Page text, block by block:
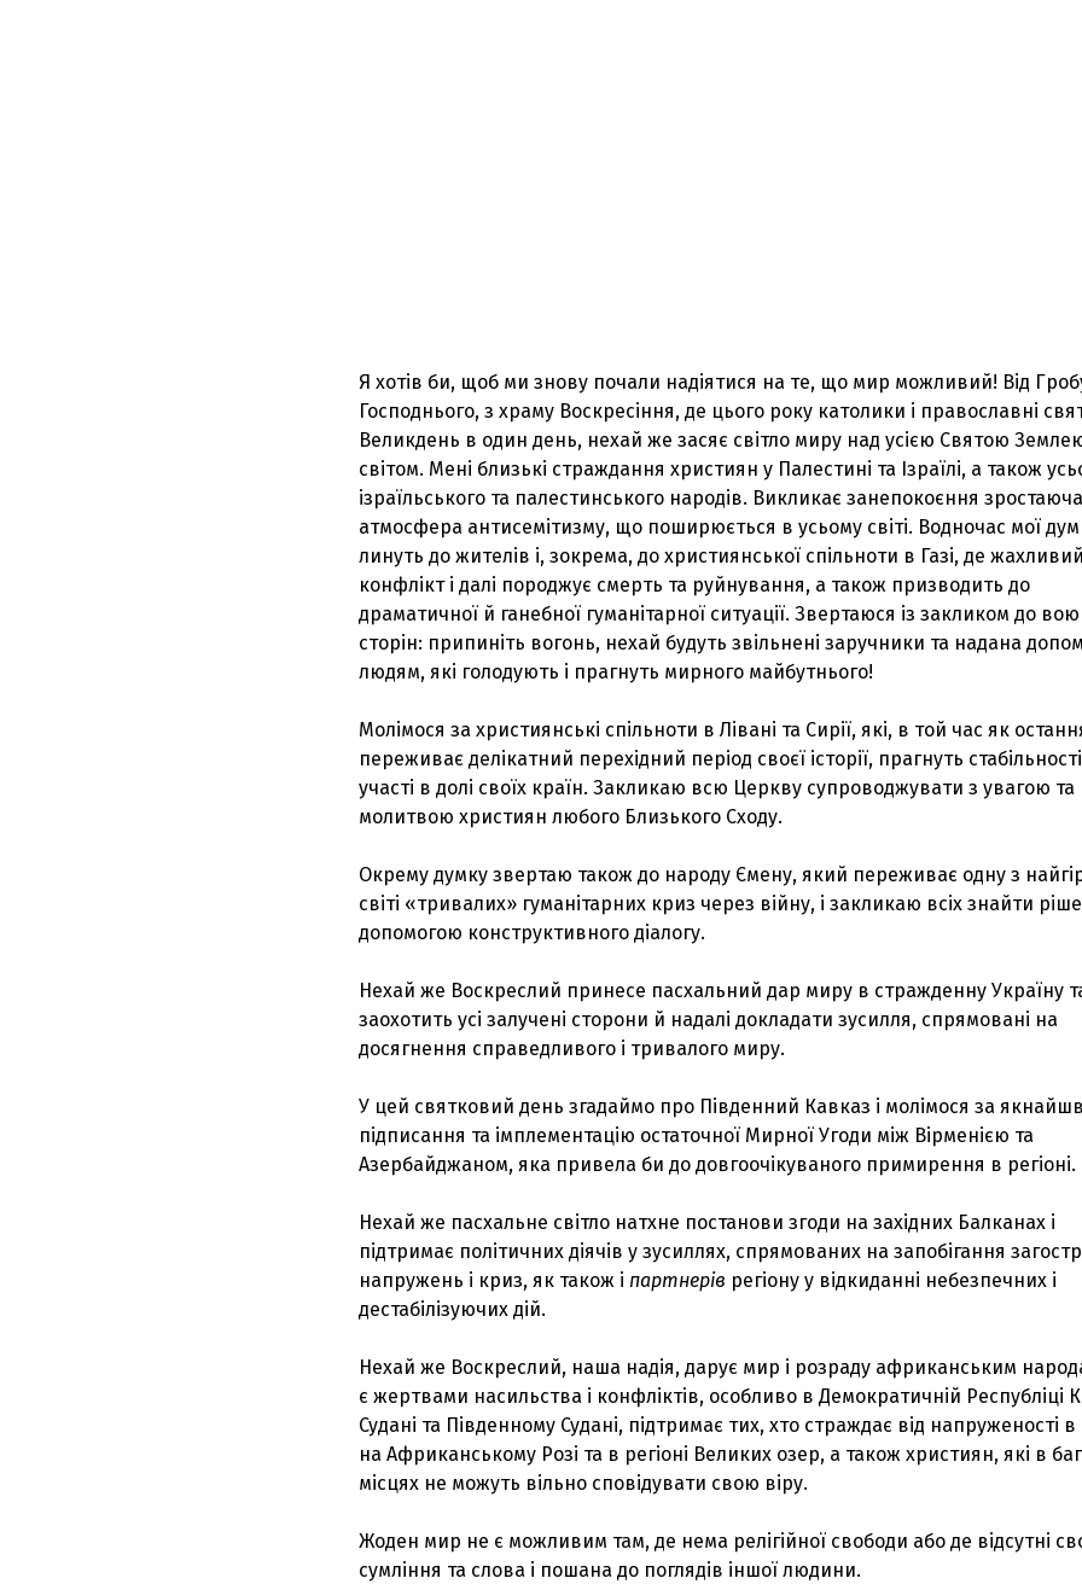
Я хотів би, щоб ми знову почали надіятися на те, що мир можливий! Від
Господнього, з храму Воскресіння, де цього року католики і православні
Великдень в один день, нехай же засяє світло миру над усією Святою Землею
світом. Мені близькі страждання християн у Палестині та Ізраїлі, а також
ізраїльського та палестинського народів. Викликає занепокоєння зростаюча
атмосфера антисемітизму, що поширюється в усьому світі. Водночас мої
линуть до жителів і, зокрема, до християнської спільноти в Газі, де жахливий
конфлікт і далі породжує смерть та руйнування, а також призводить до
драматичної й ганебної гуманітарної ситуації. Звертаюся із закликом до
сторін: припиніть вогонь, нехай будуть звільнені заручники та надана
людям, які голодують і прагнуть мирного майбутнього!
Молімося за християнські спільноти в Лівані та Сирії, які, в той час як
переживає делікатний перехідний період своєї історії, прагнуть
участі в долі своїх країн. Закликаю всю Церкву супроводжувати з увагою та
молитвою християн любого Близького Сходу.
Окрему думку звертаю також до народу Ємену, який переживає одну з
світі «тривалих» гуманітарних криз через війну, і закликаю всіх знайти
допомогою конструктивного діалогу.
Нехай же Воскреслий принесе пасхальний дар миру в стражденну Україну
заохотить усі залучені сторони й надалі докладати зусилля, спрямовані на
досягнення справедливого і тривалого миру.
У цей святковий день згадаймо про Південний Кавказ і молімося за
підписання та імплементацію остаточної Мирної Угоди між Вірменією та
Азербайджаном, яка привела би до довгоочікуваного примирення в регіоні.
Нехай же пасхальне світло натхне постанови згоди на західних Балканах і
підтримає політичних діячів у зусиллях, спрямованих на запобігання
напружень і криз, як також і партнерів регіону у відкиданні небезпечних і
дестабілізуючих дій.
Нехай же Воскреслий, наша надія, дарує мир і розраду африканським
є жертвами насильства і конфліктів, особливо в Демократичній Республіці
Судані та Південному Судані, підтримає тих, хто страждає від напруженості в
на Африканському Розі та в регіоні Великих озер, а також християн, які в
місцях не можуть вільно сповідувати свою віру.
Жоден мир не є можливим там, де нема релігійної свободи або де відсутні
сумління та слова і пошана до поглядів іншої людини.